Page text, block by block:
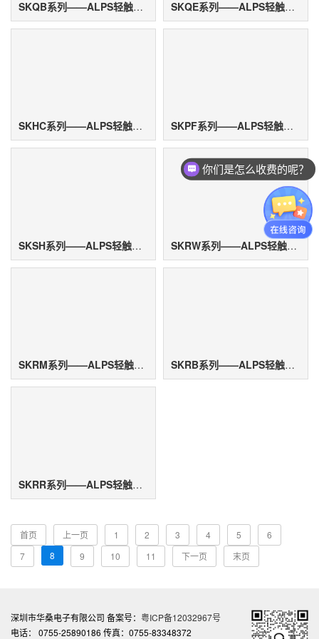
SKQB系列——ALPS轻触开关 SKQE系列——ALPS轻触开关
SKHC系列——ALPS轻触开关 SKPF系列——ALPS轻触开关
SKSH系列——ALPS轻触开关 SKRW系列——ALPS轻触开关
SKRM系列——ALPS轻触开关 SKRB系列——ALPS轻触开关
SKRR系列——ALPS轻触开关
首页 上一页 1 2 3 4 5
6
7
8 9 10 11 下一页 末页
深圳市华桑电子有限公司 备案号： 粤ICP备12032967号
电话： 0755-25890186 传真：0755-83348372
你们是怎么收费的呢？